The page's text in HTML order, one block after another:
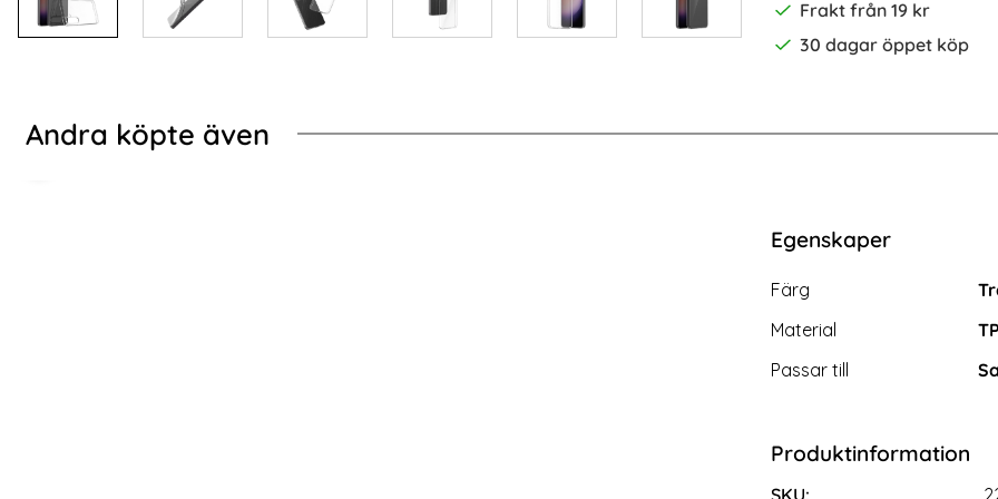
Frakt från 19 kr
30 dagar öppet köp
Andra köpte även
Egenskaper
Egenskaper/attribut för
Attribut
Färg
Material
Passar till
Produktinformation
SKU: